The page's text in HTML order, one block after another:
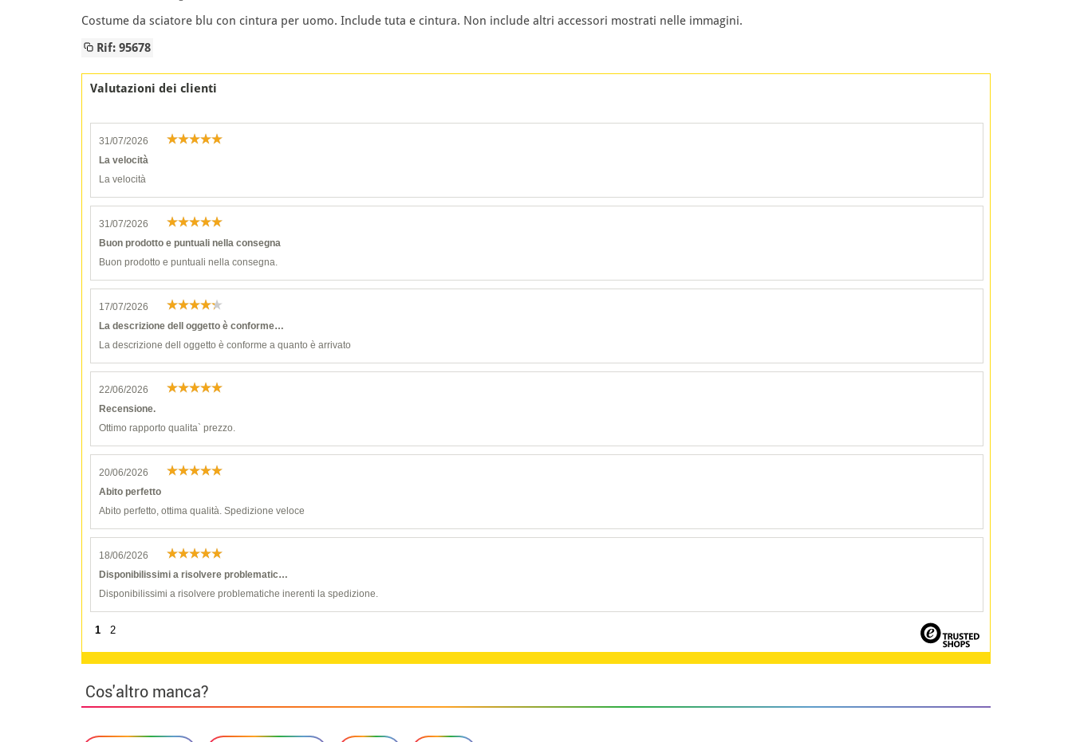
Costume da sciatore blu con cintura per uomo. Include tuta e cintura. Non include altri accessori mostrati nelle immagini.
Rif: 95678
Valutazioni dei clienti
31/07/2026
La velocità
La velocità
31/07/2026
Buon prodotto e puntuali nella consegna
Buon prodotto e puntuali nella consegna.
17/07/2026
La descrizione dell oggetto è conforme…
La descrizione dell oggetto è conforme a quanto è arrivato
22/06/2026
Recensione.
Ottimo rapporto qualita` prezzo.
20/06/2026
Abito perfetto
Abito perfetto, ottima qualità. Spedizione veloce
18/06/2026
Disponibilissimi a risolvere problematic…
Disponibilissimi a risolvere problematiche inerenti la spedizione.
1 2
Cos'altro manca?